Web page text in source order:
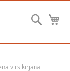
virsikirjana